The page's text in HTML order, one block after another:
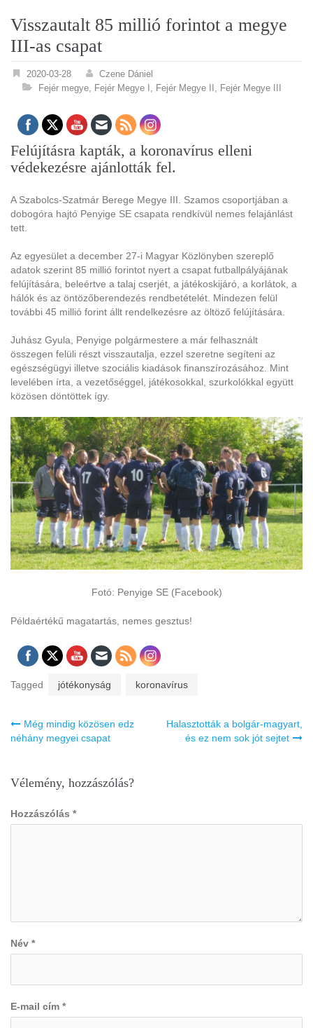
Visszautalt 85 millió forintot a megye
III-as csapat
2020-03-28
Czene Dániel
Fejér megye, Fejér Megye I , Fejér Megye II , Fejér Megye III
Felújításra kapták, a koronavírus elleni
védekezésre ajánlották fel.
A Szabolcs-Szatmár Berege Megye III. Szamos csoportjában a
dobogóra hajtó Penyige SE csapata rendkívül nemes felajánlást
tett.
Az egyesület a december 27-i Magyar Közlönyben szereplő
adatok szerint 85 millió forintot nyert a csapat futballpályájának
felújítására, beleértve a talaj cserjét, a játékoskijáró, a korlátok, a
hálók és az öntözőberendezés rendbetételét. Mindezen felül
további 45 millió forint állt rendelkezésre az öltöző felújítására.
Juhász Gyula, Penyige polgármestere a már felhasznált
összegen felüli részt visszautalja, ezzel szeretne segíteni az
egészségügyi illetve szociális kiadások finanszírozásához. Mint
levelében írta, a vezetőséggel, játékosokkal, szurkolókkal együtt
közösen döntöttek így.
Fotó: Penyige SE (Facebook)
Példaértékű magatartás, nemes gesztus!
Tagged jótékonyság koronavírus
Bejegyzés
navigáció
Még mindig közösen edz
néhány megyei csapat
Halasztották a bolgár-magyart,
és ez nem sok jót sejtet
Vélemény, hozzászólás?
Hozzászólás *
Név *
E-mail cím *